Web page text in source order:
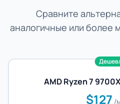
Сравните
аналогичные или более
AMD Ryzen 7
$127 /